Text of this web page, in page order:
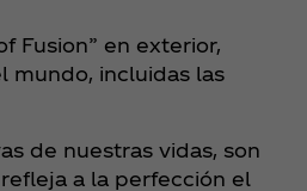
Fusion” en exterior,
mundo, incluidas las
de nuestras vidas, son
a la perfección el